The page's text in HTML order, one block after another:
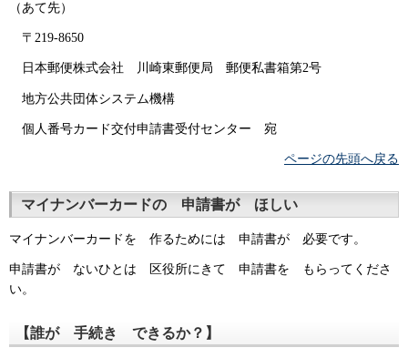
（あて先）
〒219-8650
日本郵便株式会社 川崎東郵便局 郵便私書箱第2号
地方公共団体システム機構
個人番号カード交付申請書受付センター 宛
ページの先頭へ戻る
マイナンバーカードの 申請書が ほしい
マイナンバーカードを 作るためには 申請書が 必要です。
申請書が ないひとは 区役所にきて 申請書を もらってくださ
い。
【誰が 手続き できるか？】